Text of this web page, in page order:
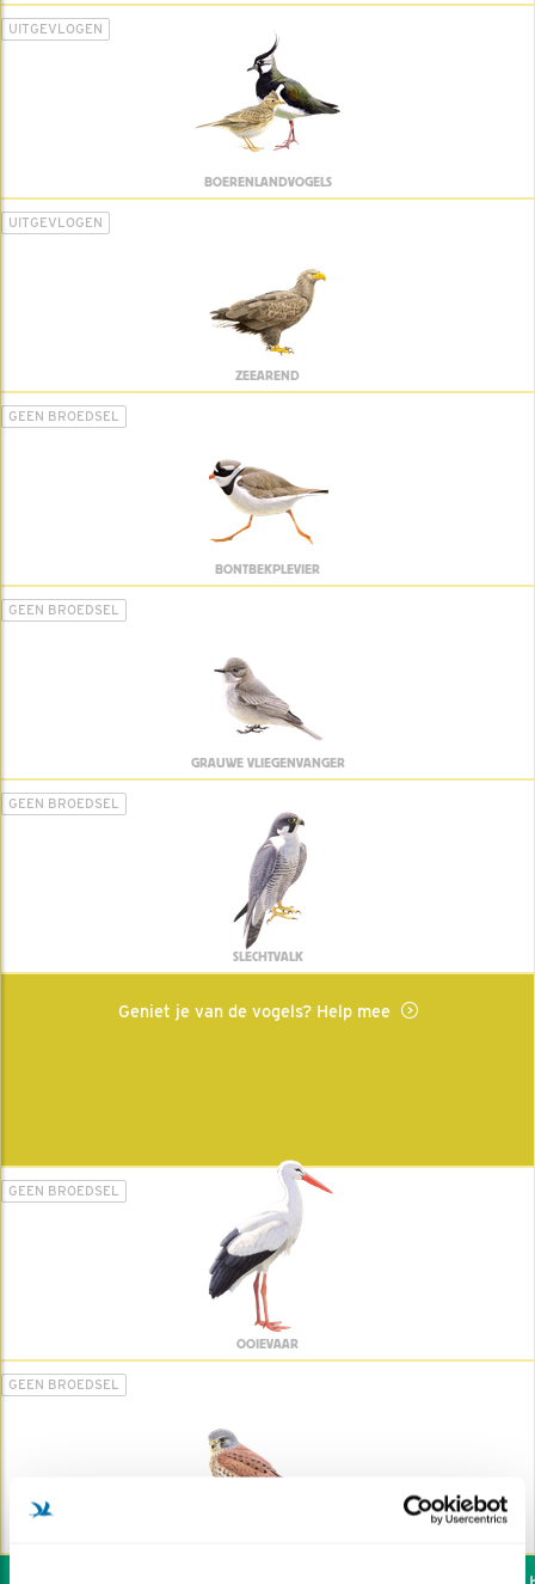
UITGEVLOGEN
BOERENLANDVOGELS
UITGEVLOGEN
ZEEAREND
GEEN BROEDSEL
BONTBEKPLEVIER
GEEN BROEDSEL
GRAUWE VLIEGENVANGER
GEEN BROEDSEL
SLECHTVALK
Geniet je van de vogels? Help mee
GEEN BROEDSEL
OOIEVAAR
GEEN BROEDSEL